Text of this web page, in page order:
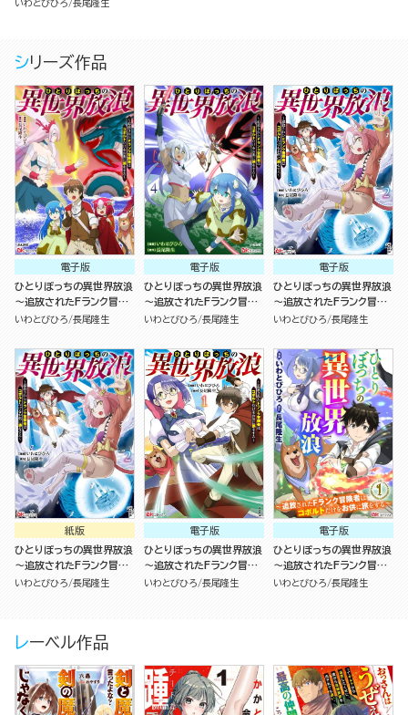
いわとびひろ 長尾隆生
シリーズ作品
電子版
ひとりぼっちの異世界放浪
～追放されたFランク冒険
者はコボルトだけをお供に
（3）
いわとびひろ 長尾隆生
電子版
ひとりぼっちの異世界放浪
～追放されたFランク冒険
者はコボルトだけをお供に
（4）
いわとびひろ 長尾隆生
電子版
ひとりぼっちの異世界放浪
～追放されたFランク冒険
者はコボルトだけをお供に
いわとびひろ 長尾隆生
紙版
ひとりぼっちの異世界放浪
～追放されたFランク冒険
者はコボルトだけをお供に
いわとびひろ 長尾隆生
電子版
ひとりぼっちの異世界放浪
～追放されたFランク冒険
者はコボルトだけをお供に
いわとびひろ 長尾隆生
電子版
ひとりぼっちの異世界放浪
～追放されたFランク冒険
者はコボルトだけをお供に
いわとびひろ 長尾隆生
レーベル作品